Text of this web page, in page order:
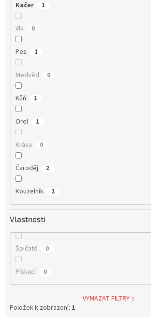
Kačer 1
Vlk 0
Pes 1
Medvěd 0
Kůň 1
Orel 1
Kráva 0
Čaroděj 2
Kouzelník 2
Vlastnosti
Špičaté 0
Pískací 0
VYMAZAT FILTRY
Položek k zobrazení: 1